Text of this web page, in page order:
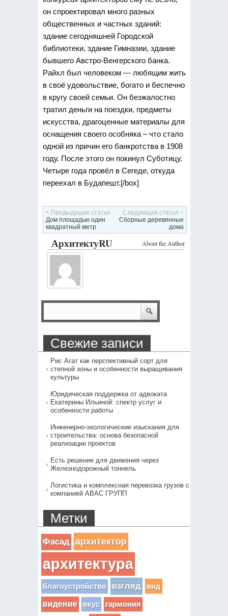
он спроектировал много разных
общественных и частных зданий:
здание сегодняшней Городской
библиотеки, здание Гимназии, здание
бывшего Австро-Венгерского банка.
Райхл был человеком — любящим жить
в своё удовольствие, богато и беспечно
в кругу своей семьи. Он безжалостно
тратил деньги на поездки, предметы
искусства, драгоценные материалы для
оснащения своего особняка – что стало
одной из причин его банкротства в 1908
году. После этого он покинул Суботицу.
Четыре года провёл в Сегеде, откуда
переехал в Будапешт.[/box]
< Предыдущая статья
Дом площадью один
квадратный метр
Следующая статья >
Сборные деревянные
дома
About the Author
АрхитектуRU
Свежие записи
Рис Агат как перспективный сорт для
степной зоны и особенности выращивания
культуры
Юридическая поддержка от адвоката
Екатерины Ильиной: спектр услуг и
особенности работы
Инженерно-экологические изыскания для
строительства: основа безопасной
реализации проектов
Есть решение для движения через
Железнодорожный тоннель
Логистика и комплексная перевозка грузов с
компанией АВАС ГРУПП
Метки
Фасад архитектор
архитектура
благоустройство взгляд вид
видение вкус гармония